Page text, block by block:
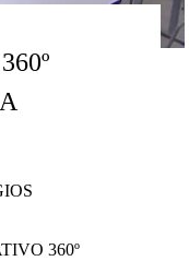
360º